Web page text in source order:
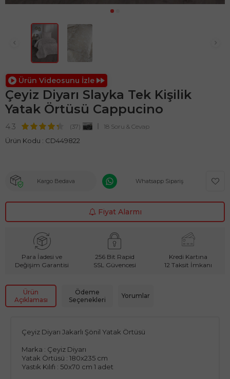
Ürün Videosunu İzle
Çeyiz Diyarı Slayka Tek Kişilik
Yatak Örtüsü Cappucino
4.3 (37) 18 Soru & Cevap
Ürün Kodu : CD449822
Kargo Bedava Whatsapp Sipariş
Fiyat Alarmı
Para İadesi ve
Değişim Garantisi
256 Bit Rapid
SSL Güvencesi
Kredi Kartına
12 Taksit İmkanı
Ürün
Açıklaması
Ödeme
Seçenekleri
Yorumlar
Çeyiz Diyarı Jakarlı Şönil Yatak Örtüsü
Marka : Çeyiz Diyarı
Yatak Örtüsü : 180x235 cm
Yastık Kılıfı : 50x70 cm 1 adet